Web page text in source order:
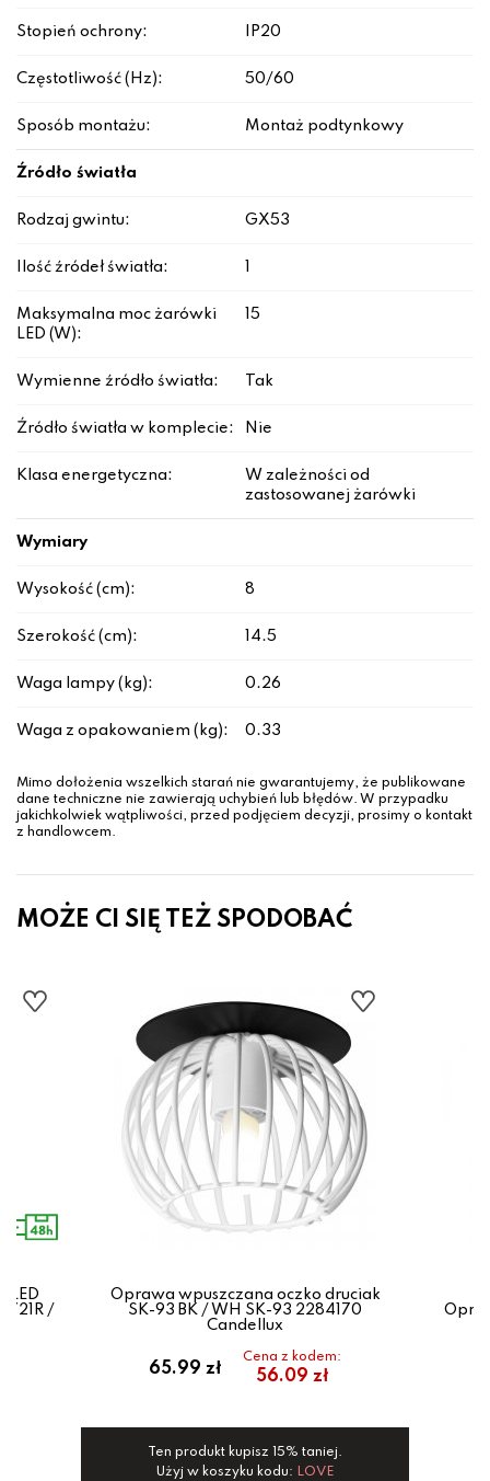
Stopień ochrony: IP20
Częstotliwość (Hz): 50/60
Sposób montażu: Montaż podtynkowy
Źródło światła
Rodzaj gwintu: GX53
Ilość źródeł światła:
Maksymalna moc żarówki
LED (W):
15
Wymienne źródło światła: Tak
Źródło światła w komplecie: Nie
Klasa energetyczna:
W zależności od
zastosowanej żarówki
Wymiary
Wysokość (cm): 8
Szerokość (cm): 14.5
Waga lampy (kg): 0.26
Waga z opakowaniem (kg): 0.33
Mimo dołożenia wszelkich starań nie gwarantujemy, że publikowane
dane techniczne nie zawierają uchybień lub błędów. W przypadku
jakichkolwiek wątpliwości, przed podjęciem decyzji, prosimy o kontakt
z handlowcem.
MOŻE CI SIĘ TEŻ SPODOBAĆ
LED
721R /
Oprawa wpuszczana oczko druciak
SK-93 BK / WH SK-93 2284170
Candellux
65.99 zł
Cena z kodem:
56.09 zł
Ten produkt kupisz 15% taniej.
Użyj w koszyku kodu: LOVE